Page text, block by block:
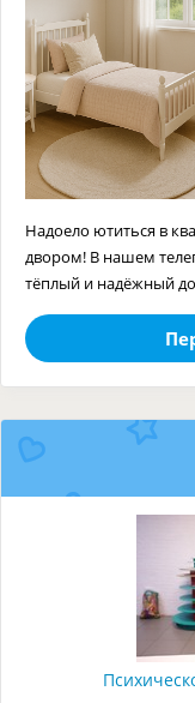
Надоело ютиться в
двором! В нашем
тёплый и надёжный